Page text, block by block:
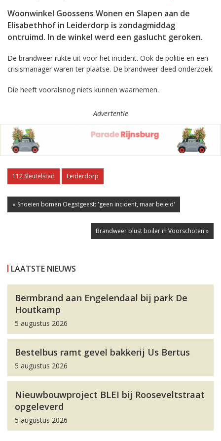
Woonwinkel Goossens Wonen en Slapen aan de
Elisabethhof in Leiderdorp is zondagmiddag
ontruimd. In de winkel werd een gaslucht geroken.
De brandweer rukte uit voor het incident. Ook de politie en een
crisismanager waren ter plaatse. De brandweer deed onderzoek.
Die heeft vooralsnog niets kunnen waarnemen.
Advertentie
112 Sleutelstad Leiderdorp
« Snoeien bomen Oegstgeest: 'geen incident, maar beleid'
Brandweer blust boiler in Voorschoten »
LAATSTE NIEUWS
Bermbrand aan Engelendaal bij park De
Houtkamp
5 augustus 2026
Bestelbus ramt gevel bakkerij Us Bertus
5 augustus 2026
Nieuwbouwproject BLEI bij Rooseveltstraat
opgeleverd
5 augustus 2026